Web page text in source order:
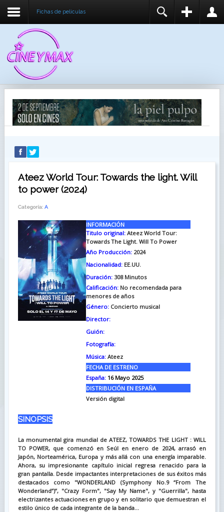
Fichas de peliculas
RECUÉRDEME
IDENTIFICARSE
REGISTER
Ateez World Tour: Towards the light. Will
to power (2024)
Categoría: A
INFORMACIÓN
Titulo original:Ateez World Tour:
Towards The Light. Will To Power
Año Producción:2024
Nacionalidad:EE.UU.
Duración:308 Minutos
Calificación:No recomendada para
menores de años
Género:Concierto musical
Director:
Guión:
Fotografía:
Música:Ateez
FECHA DE ESTRENO
España:16 Mayo 2025
DISTRIBUCIÓN EN ESPAÑA
Versión digital
SINOPSIS
La monumental gira mundial de ATEEZ, TOWARDS THE LIGHT : WILL
TO POWER, que comenzó en Seúl en enero de 2024, arrasó en
Japón, Norteamérica, Europa y más allá con una energía imparable.
Ahora, su impresionante capítulo inicial regresa renacido para la
gran pantalla. Desde impactantes interpretaciones de sus éxitos más
destacados como "WONDERLAND (Symphony No.9 “From The
Wonderland”)”, "Crazy Form", "Say My Name", y "Guerrilla", hasta
electrizantes actuaciones en grupo y en solitario que demuestran el
estilo único de cada integrante de la banda...